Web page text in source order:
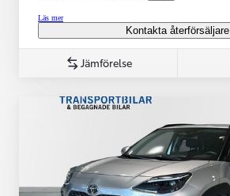
Läs mer
Kontakta återförsäljare
Jämförelse